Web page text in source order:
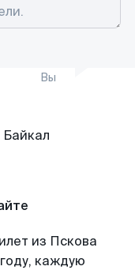
Вы
из Пскова
каждую